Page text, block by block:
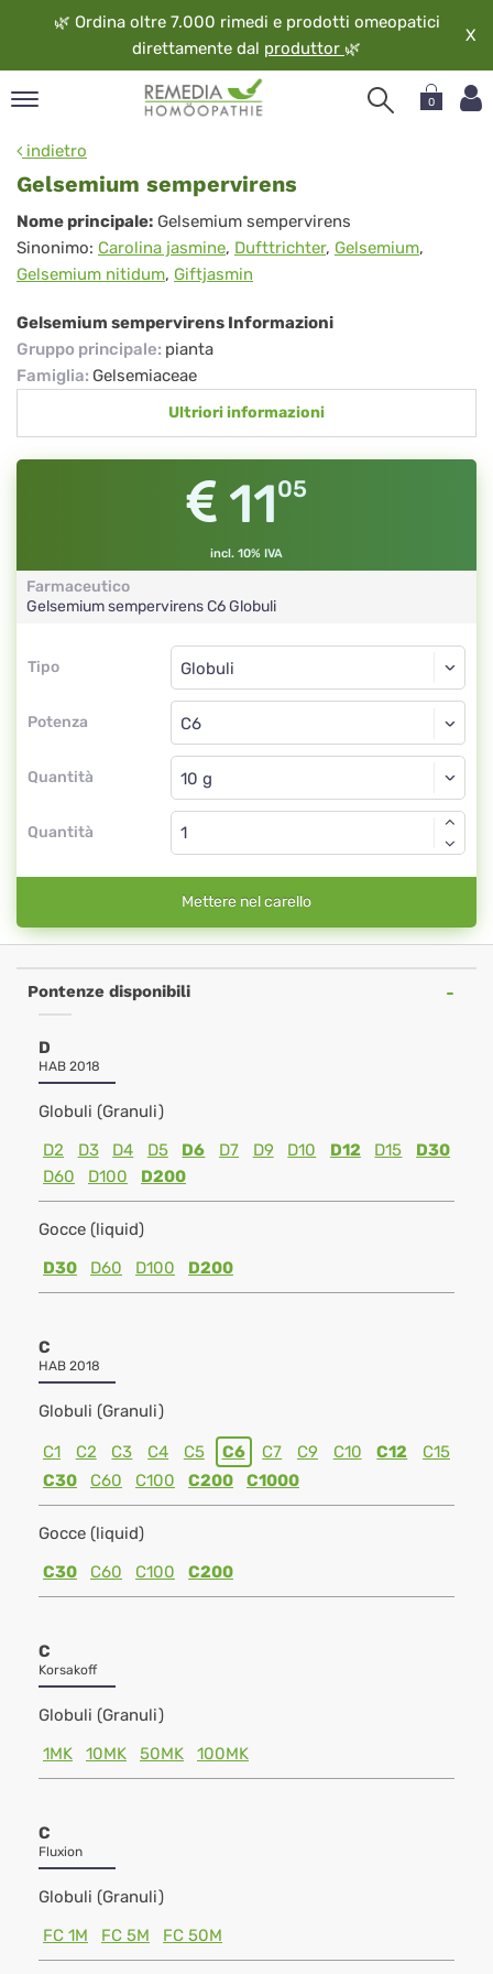
🌿 Ordina oltre 7.000 rimedi e prodotti omeopatici
direttamente dal produttor 🌿
X
0
indietro
Gelsemium sempervirens
Gelsemium
sempervirens
Nome principale: Gelsemium sempervirens
Sinonimo: Carolina jasmine, Dufttrichter, Gelsemium,
Gelsemium nitidum, Giftjasmin
Gelsemium sempervirens Informazioni
Gruppo principale: pianta
Famiglia: Gelsemiaceae
Ultriori informazioni
1105
incl. 10% IVA
Farmaceutico
Gelsemium sempervirensC6Globuli
Tipo
Tipo
Potenza
Globuli
C6
Quantità
Globuli
Quantità
Mettere nel carello
Pontenze disponibili
D
HAB 2018
Globuli (Granuli)
D2
D3 D4 D5 D6 D7 D9 D10 D12 D15
D30
D60
D100 D200
Gocce (liquid)
D30
D60 D100 D200
C
HAB 2018
Globuli (Granuli)
C1 C2 C3 C4 C5 C6 C7 C9 C10 C12
C15
C30
C60 C100 C200 C1000
Gocce (liquid)
C30
C60 C100 C200
C
Korsakoff
Globuli (Granuli)
1MK
10MK 50MK 100MK
C
Fluxion
Globuli (Granuli)
FC 1M
FC 5M FC 50M